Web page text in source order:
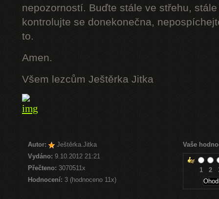
nepozorností. Buďte stále ve střehu,
kontrolujte se donekonečna,
to.
Amen.
Všem lezcům Ještěrka Jitka
Autor:
Ještěrka.Jitka
Vydáno: 9.10.2012 21:21
Přečteno: 3070511x
Hodnocení: 3 (hodnoceno 11x)
Vaše
1 2